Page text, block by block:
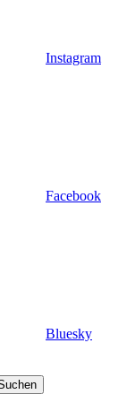
Instagram
Facebook
Bluesky